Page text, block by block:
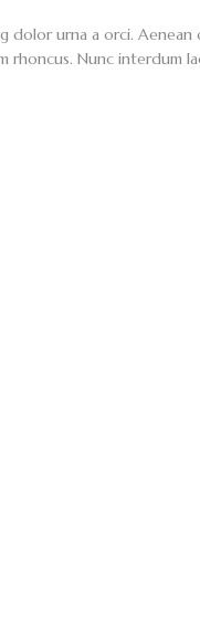
dolor urna a orci.
rhoncus. Nunc